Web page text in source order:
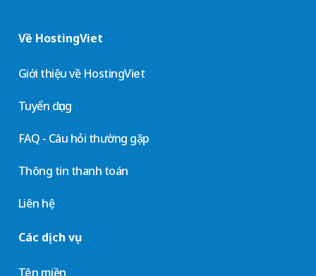
Về HostingViet
Giới thiệu về HostingViet
Tuyển dụng
FAQ - Câu hỏi thường gặp
Thông tin thanh toán
Liên hệ
Các dịch vụ
Tên miền